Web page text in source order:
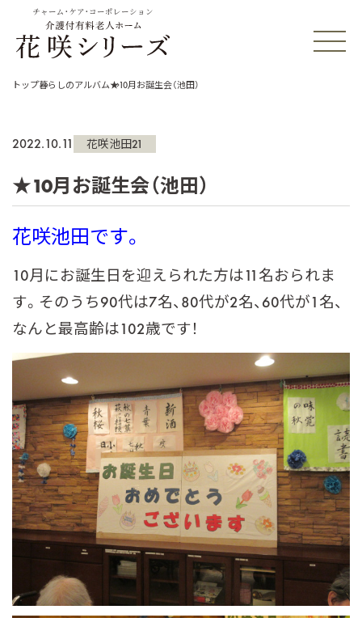
チャーム・ケア・コーポレーション
トップ暮らしのアルバム★10月お誕生会（池田）
2022.10.11 花咲池田21
★10月お誕生会（池田）
花咲池田です。
10月にお誕生日を迎えられた方は11名おられま
す。そのうち90代は7名、80代が2名、60代が1名、
なんと最高齢は102歳です！